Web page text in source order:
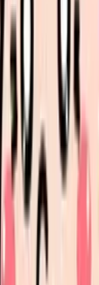
について相談したい
てほしい
career-growth
して二ヶ月も経たな
っています。プリセ
る相手も日によって
前の職場はもっと段
いるのか自分が甘い
環境なのか…
2026/6/26
職場の環境のせいな
けられず、転職すべ